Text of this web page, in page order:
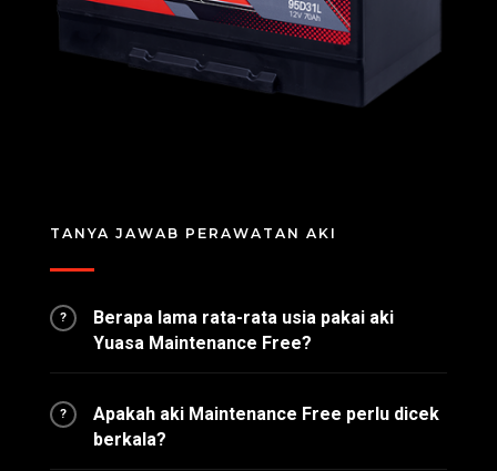
TANYA JAWAB PERAWATAN AKI
?
Berapa lama rata-rata usia pakai aki
Yuasa Maintenance Free?
?
Apakah aki Maintenance Free perlu dicek
berkala?